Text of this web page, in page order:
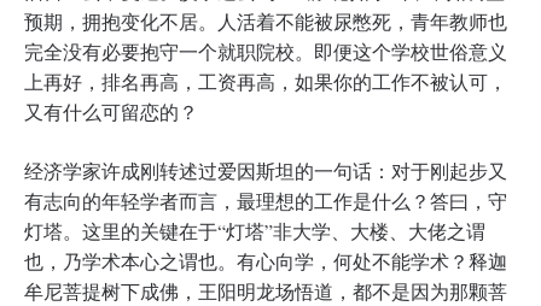
预期，拥抱变化不居。人活着不能被尿憋死，青年教师也
完全没有必要抱守一个就职院校。即便这个学校世俗意义
上再好，排名再高，工资再高，如果你的工作不被认可，
又有什么可留恋的？
经济学家许成刚转述过爱因斯坦的一句话：对于刚起步又
有志向的年轻学者而言，最理想的工作是什么？答曰，守
灯塔。这里的关键在于“灯塔”非大学、大楼、大佬之谓
也，乃学术本心之谓也。有心向学，何处不能学术？释迦
牟尼菩提树下成佛，王阳明龙场悟道，都不是因为那颗菩